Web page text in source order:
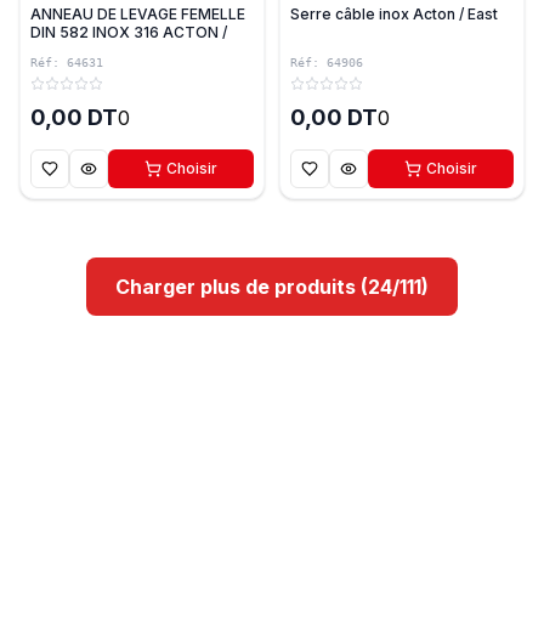
ANNEAU DE LEVAGE FEMELLE
DIN 582 INOX 316 ACTON /
Réf: 64631
0,00 DT0
Choisir
Serre câble inox Acton / East
Réf: 64906
0,00 DT0
Choisir
Charger plus de produits (24/111)